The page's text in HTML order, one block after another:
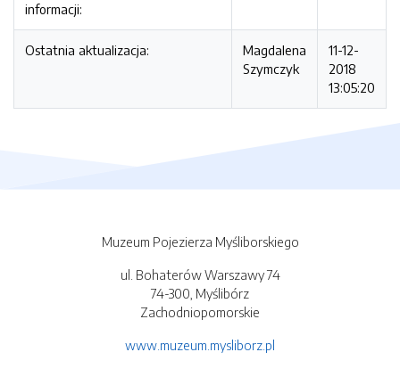
informacji:
Ostatnia aktualizacja:
Magdalena
Szymczyk
11-12-
2018
13:05:20
Muzeum Pojezierza Myśliborskiego
ul. Bohaterów Warszawy 74
74-300, Myślibórz
Zachodniopomorskie
www.muzeum.mysliborz.pl